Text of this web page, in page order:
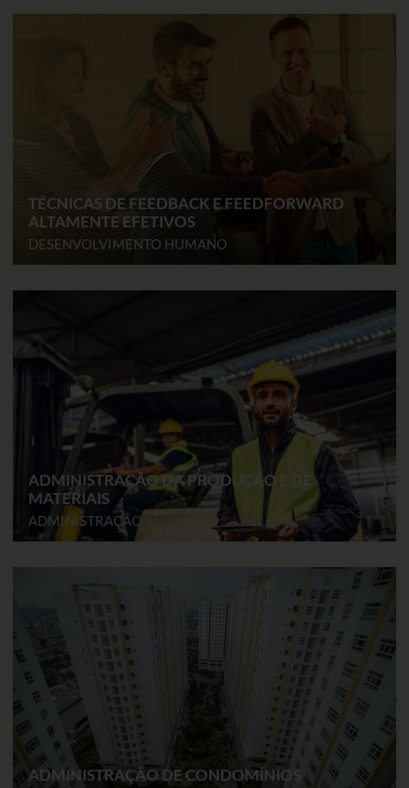
TÉCNICAS DE FEEDBACK E FEEDFORWARD
ALTAMENTE EFETIVOS
DESENVOLVIMENTO HUMANO
ADMINISTRAÇÃO DA PRODUÇÃO E DE
MATERIAIS
ADMINISTRAÇÃO
ADMINISTRAÇÃO DE CONDOMÍNIOS